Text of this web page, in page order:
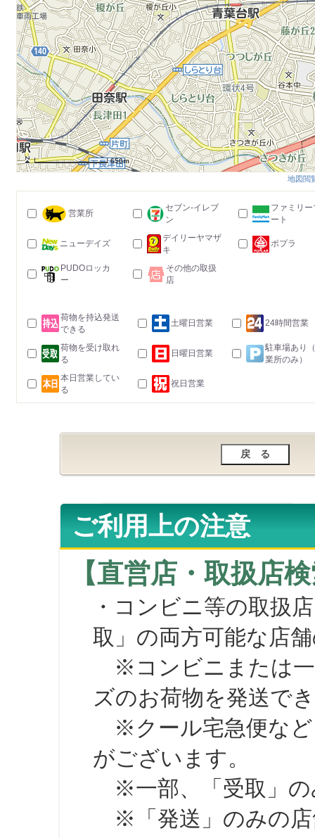
650m
地図閲
営業所
セブン-イレブ
ン
ファミリー
ート
ニューデイズ
デイリーヤマザ
キ
ポプラ
PUDOロッカ
ー
その他の取扱
店
荷物を持込発送
できる
土曜日営業 24時間営業
荷物を受け取れ
る
日曜日営業
駐車場あり
業所のみ）
本日営業してい
る
祝日営業
ご利用上の注意
【直営店・取扱店
・コンビニ等の取扱
取」の両方可能な店
※コンビニまたは一
ズのお荷物を発送で
※クール宅急便など
がございます。
※一部、「受取」の
※「発送」のみの店